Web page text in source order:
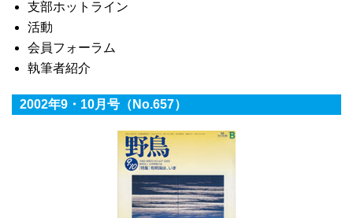
支部ホットライン
活動
会員フォーラム
執筆者紹介
2002年9・10月号（No.657）